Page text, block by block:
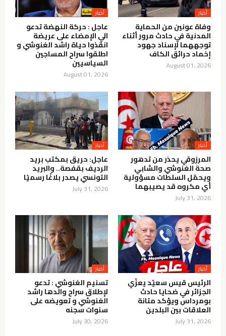
أخبار
وفاة عونين من الحماية
المدنية في حادث مرور أثناء
توجههما لإسناد جهود
إخماد حرائق الكاف
August 01, 2026
أخبار
عاجل : حركة النهضة تدعو
الي الإمضاء على عريضة
انقذوا حياة راشد الغنوشي و
اطلقوا سراح المساجين
السياسيين
August 01, 2026
أخبار
المرزوقي يحذر من تدهور
صحة الغنوشي والشابي
ويحمّل السلطات مسؤولية
أي مكروه قد يصيبهما
July 31, 2026
أخبار
عاجل: حريق بمكتب بريد
الرديف بقفصة.. والبريد
التونسي يصدر بلاغًا رسميًا
July 31, 2026
أخبار
الرئيس قيس سعيّد يعزّي
الجزائر في ضحايا حادث
بومرداس ويؤكد متانة
العلاقات بين البلدين
July 31, 2026
أخبار
تسنيم الغنوشي : تدعو
لإطلاق سراح والدها راشد
الغنوشي و تعويضه على
سنوات سجنه
July 30, 2026